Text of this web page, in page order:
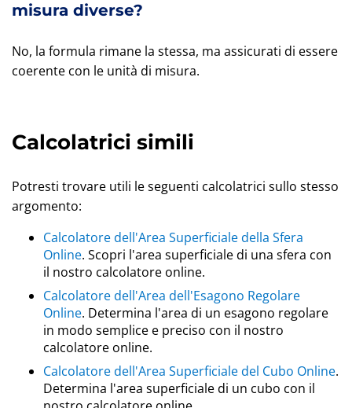
misura diverse?
No, la formula rimane la stessa, ma assicurati di essere
coerente con le unità di misura.
Calcolatrici simili
Potresti trovare utili le seguenti calcolatrici sullo stesso
argomento:
Calcolatore dell'Area Superficiale della Sfera
Online. Scopri l'area superficiale di una sfera con
il nostro calcolatore online.
Calcolatore dell'Area dell'Esagono Regolare
Online. Determina l'area di un esagono regolare
in modo semplice e preciso con il nostro
calcolatore online.
Calcolatore dell'Area Superficiale del Cubo Online.
Determina l'area superficiale di un cubo con il